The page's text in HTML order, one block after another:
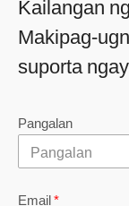
Kailangan
Makipag-
suporta
Pangalan
Email*